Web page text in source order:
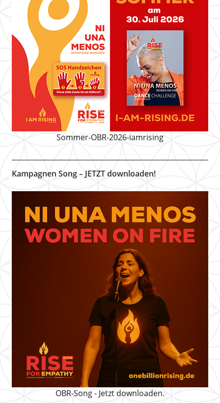
Sommer-OBR-2026-iamrising
Kampagnen Song – JETZT downloaden!
OBR-Song - Jetzt downloaden.